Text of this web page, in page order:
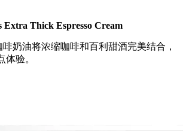
Extra Thick Espresso Cream
奶油将浓缩咖啡和百利甜酒完美结合，
体验。